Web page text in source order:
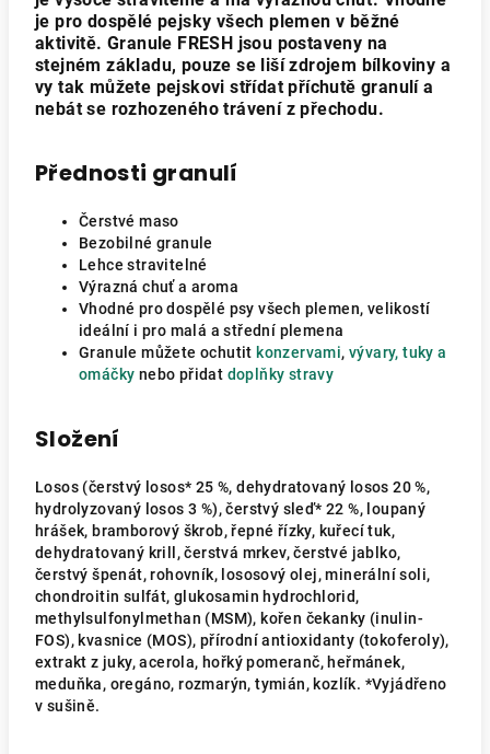
je pro dospělé pejsky všech plemen v běžné
aktivitě. Granule FRESH jsou postaveny na
stejném základu, pouze se liší zdrojem bílkoviny a
vy tak můžete pejskovi střídat příchutě granulí a
nebát se rozhozeného trávení z přechodu.
Přednosti granulí
Čerstvé maso
Bezobilné granule
Lehce stravitelné
Výrazná chuť a aroma
Vhodné pro dospělé psy všech plemen, velikostí
ideální i pro malá a střední plemena
Granule můžete ochutit konzervami, vývary, tuky a
omáčky nebo přidat doplňky stravy
Složení
Losos (čerstvý losos* 25 %, dehydratovaný losos 20 %,
hydrolyzovaný losos 3 %), čerstvý sleď* 22 %, loupaný
hrášek, bramborový škrob, řepné řízky, kuřecí tuk,
dehydratovaný krill, čerstvá mrkev, čerstvé jablko,
čerstvý špenát, rohovník, lososový olej, minerální soli,
chondroitin sulfát, glukosamin hydrochlorid,
methylsulfonylmethan (MSM), kořen čekanky (inulin-
FOS), kvasnice (MOS), přírodní antioxidanty (tokoferoly),
extrakt z juky, acerola, hořký pomeranč, heřmánek,
meduňka, oregáno, rozmarýn, tymián, kozlík. *Vyjádřeno
v sušině.